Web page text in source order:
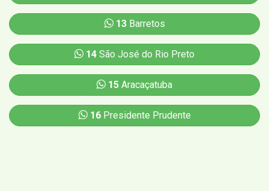
13Barretos
14 São José do Rio Preto
15 Aracaçatuba
16Presidente Prudente